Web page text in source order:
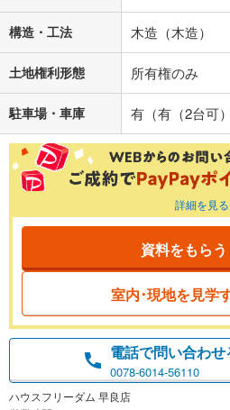
構造・工法 木造（木造）
土地権利形態 所有権のみ
駐車場・車庫 有（有（2台可）
詳細を見る
資料をもらう
室内･現地を見学
電話で問い合わせ
0078-6014-56110
ハウスフリーダム 早良店